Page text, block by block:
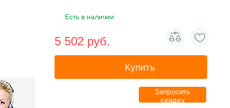
Есть в наличии
5 502 pуб.
Купить
Запросить
скидку